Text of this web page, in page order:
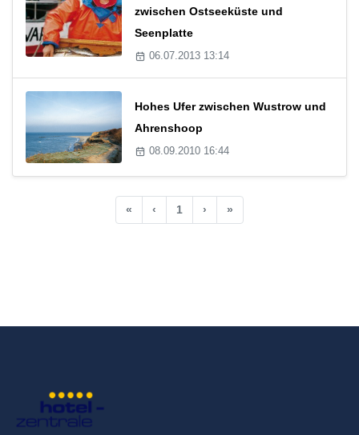
zwischen Ostseeküste und
Seenplatte
06.07.2013 13:14
Hohes Ufer zwischen Wustrow und
Ahrenshoop
08.09.2010 16:44
« ‹ 1 › »